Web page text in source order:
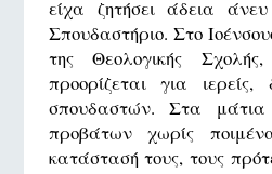
είχα ζητήσει άδεια
Σπουδαστήριο. Στο
της Θεολογικής
προορίζεται για
σπουδαστών. Στα
προβάτων χωρίς
κατάστασή τους, τους